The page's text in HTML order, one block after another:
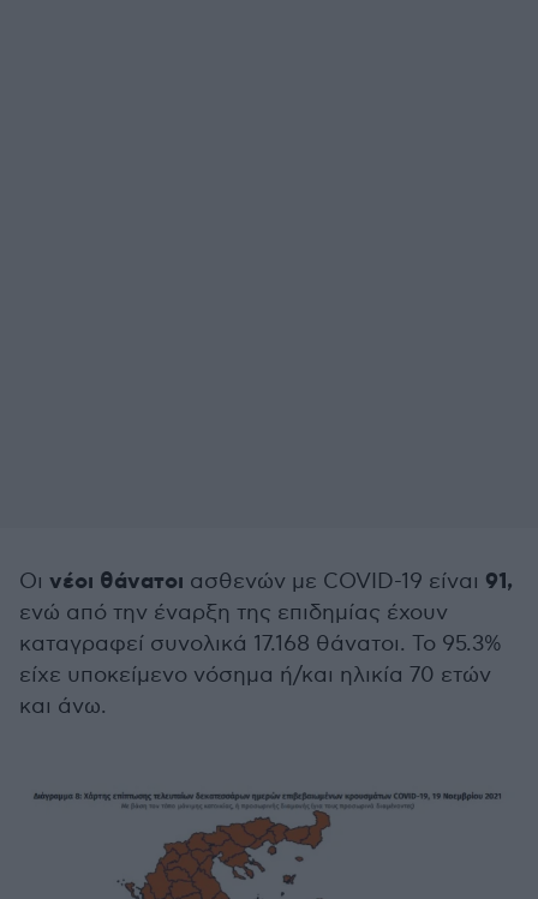
Οι νέοι θάνατοι ασθενών με COVID-19 είναι 91,
ενώ από την έναρξη της επιδημίας έχουν
καταγραφεί συνολικά 17.168 θάνατοι. Το 95.3%
είχε υποκείμενο νόσημα ή/και ηλικία 70 ετών
και άνω.